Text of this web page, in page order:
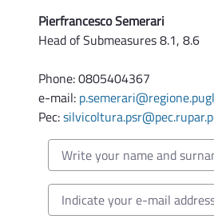
Pierfrancesco Semerari
Head of Submeasures 8.1, 8.6
Phone: 0805404367
e-mail:
Pec: